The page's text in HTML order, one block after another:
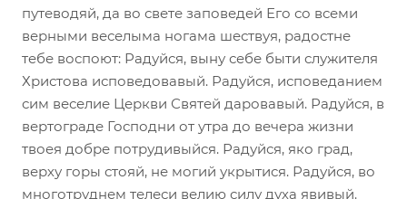
путеводяй, да во свете заповедей Его со всеми
верными веселыма ногама шествуя, радостне
тебе воспоют: Радуйся, выну себе быти служителя
Христова исповедовавый. Радуйся, исповеданием
сим веселие Церкви Святей даровавый. Радуйся, в
вертограде Господни от утра до вечера жизни
твоея добре потрудивыйся. Радуйся, яко град,
верху горы стояй, не могий укрытися. Радуйся, во
многотруднем телеси велию силу духа явивый.